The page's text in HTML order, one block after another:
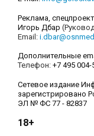
Реклама,
Игорь Дбар
Email:
Дополнительные
Телефон: +7 495 004-
Сетевое издание
зарегистрировано
ЭЛ № ФС 77 - 82837
18+